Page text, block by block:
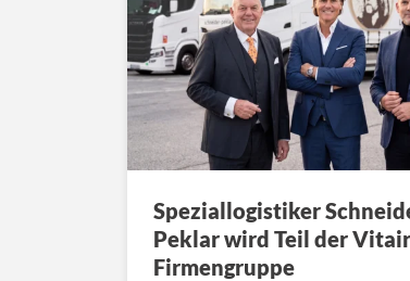
Speziallogistiker
Peklar wird Teil der
Firmengruppe